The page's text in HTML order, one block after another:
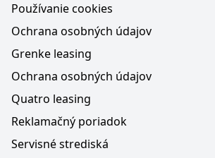
Používanie cookies
Ochrana osobných údajov
Grenke leasing
Ochrana osobných údajov
Quatro leasing
Reklamačný poriadok
Servisné strediská